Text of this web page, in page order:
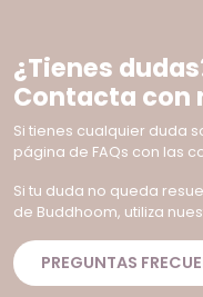
¿Tienes
Contacta con
Si tienes cualquier duda
página de FAQs con las
Si tu duda no queda
de Buddhoom, utiliza
PREGUNTAS